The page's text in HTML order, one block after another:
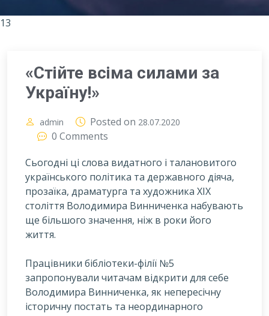
13
«Стійте всіма силами за
Україну!»
admin Posted on 28.07.2020
0 Comments
Сьогодні ці слова видатного і талановитого
українського політика та державного діяча,
прозаїка, драматурга та художника ХІХ
століття Володимира Винниченка набувають
ще більшого значення, ніж в роки його
життя.
Працівники бібліотеки-філії №5
запропонували читачам відкрити для себе
Володимира Винниченка, як непересічну
історичну постать та неординарного